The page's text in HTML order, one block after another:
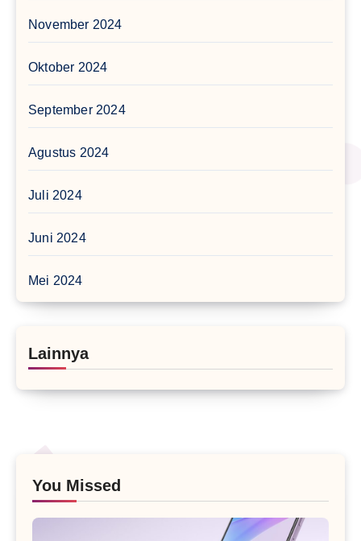
November 2024
Oktober 2024
September 2024
Agustus 2024
Juli 2024
Juni 2024
Mei 2024
Lainnya
You Missed